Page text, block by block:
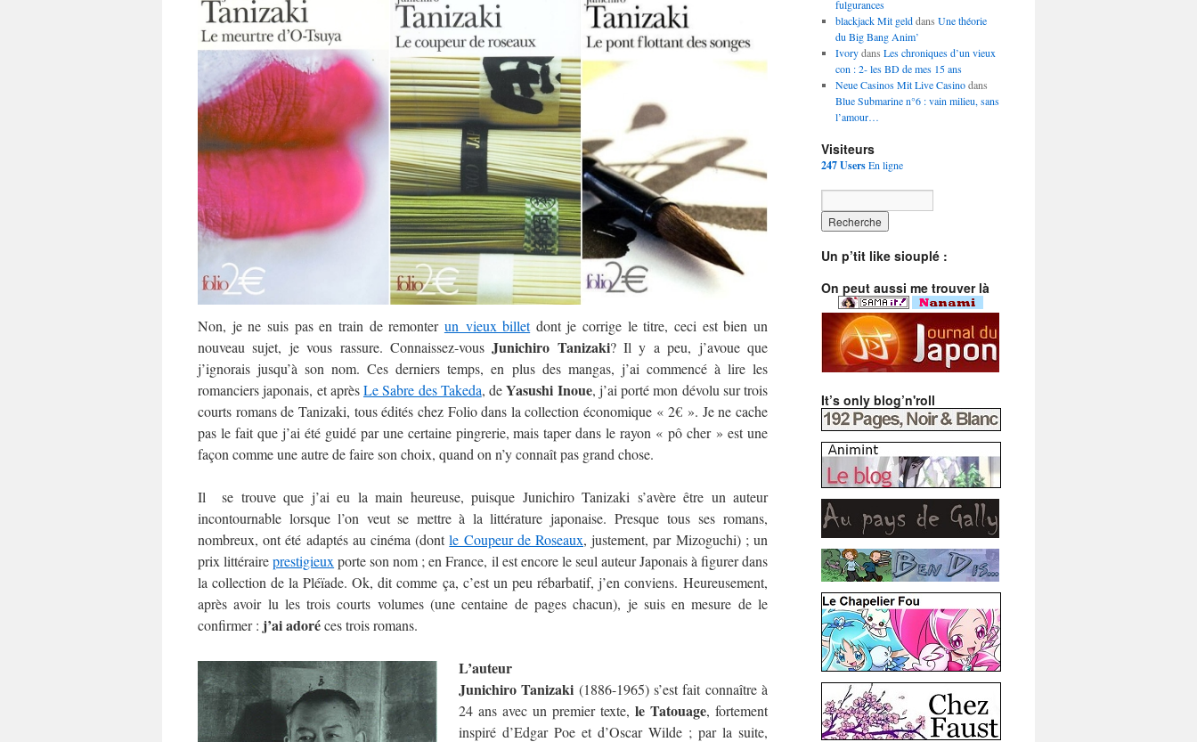
Non, je ne suis pas en train de remonter un vieux billetdont je corrige le titre, ceci est bien un
nouveau sujet, je vous rassure. Connaissez-vousJunichiro Tanizaki? Il y a peu, j’avoue que
j’ignorais jusqu’à son nom. Ces derniers temps, en plus des mangas, j’ai commencé à lire les
romanciers japonais, et aprèsLe Sabre des Takeda, deYasushi Inoue, j’ai porté mon dévolu sur trois
courts romans de Tanizaki, tous édités chez Folio dans la collection économique « 2€ ». Je ne cache
pas le fait que j’ai été guidé par une certaine pingrerie, mais taper dans le rayon « pô cher » est une
façon comme une autre de faire son choix, quand on n’y connaît pas grand chose.
Il se trouve que j’ai eu la main heureuse, puisque Junichiro Tanizaki s’avère être un auteur
incontournable lorsque l’on veut se mettre à la littérature japonaise. Presque tous ses romans,
nombreux, ont été adaptés au cinéma (dontle Coupeur de Roseaux, justement, par Mizoguchi) ; un
prix littéraireprestigieux porte son nom ; en France, il est encore le seul auteur Japonais à figurer dans
la collection de la Pléïade. Ok, dit comme ça, c’est un peu rébarbatif, j’en conviens. Heureusement,
après avoir lu les trois courts volumes (une centaine de pages chacun), je suis en mesure de le
confirmer : j’ai adoréces trois romans.
L’auteur
Junichiro Tanizaki (1886-1965) s’est fait connaître à
24 ans avec un premier texte, le Tatouage, fortement
inspiré d’Edgar Poe et d’Oscar Wilde ; par la suite,
fulgurances
blackjack Mit gelddans Une théorie
du Big Bang Anim’
Ivorydans Les chroniques d’un vieux
con : 2- les BD de mes 15 ans
Neue Casinos Mit Live Casinodans
Blue Submarine n°6 : vain milieu, sans
l’amour…
Visiteurs
247 UsersEn ligne
Un p’tit like siouplé :
On peut aussi me trouver là
It’s only blog’n'roll